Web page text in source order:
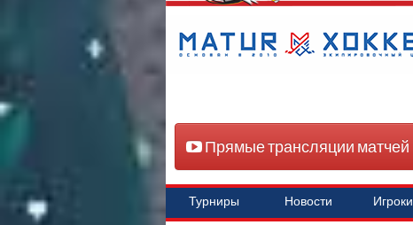
Прямые трансляции матчей
Турниры Новости Игроки